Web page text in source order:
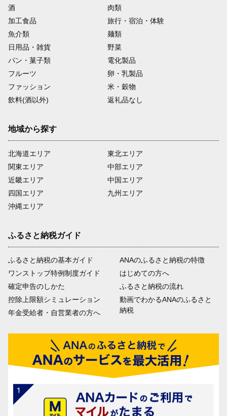
酒
肉類
加工食品
旅行・宿泊・体験
魚介類
麺類
日用品・雑貨
野菜
パン・菓子類
電化製品
フルーツ
卵・乳製品
ファッション
米・穀物
飲料(酒以外)
返礼品なし
地域から探す
北海道エリア
関東エリア
近畿エリア
四国エリア
沖縄エリア
東北エリア
中部エリア
中国エリア
九州エリア
ふるさと納税ガイド
ふるさと納税の基本ガイド
ワンストップ特例制度ガイド
確定申告のしかた
控除上限額シミュレーション
年金受給者・自営業者の方へ
ANAのふるさと納税の特徴
はじめての方へ
ふるさと納税の流れ
動画でわかるANAのふるさと
納税